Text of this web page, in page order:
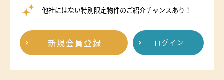
他社にはない特別限定物件のご紹介チャンスあり！
新規会員登録 ログイン